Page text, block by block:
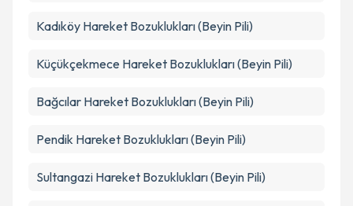
Kadıköy Hareket Bozuklukları (Beyin Pili)
Küçükçekmece Hareket Bozuklukları (Beyin Pili)
Bağcılar Hareket Bozuklukları (Beyin Pili)
Pendik Hareket Bozuklukları (Beyin Pili)
Sultangazi Hareket Bozuklukları (Beyin Pili)